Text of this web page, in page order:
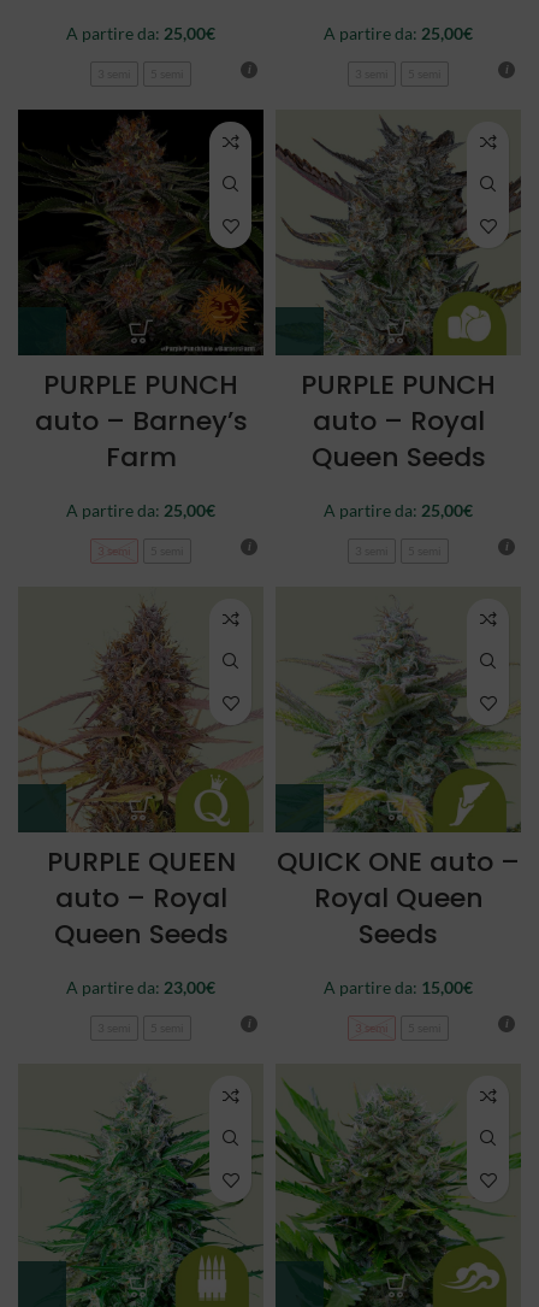
A partire da: 25,00€ A partire da: 25,00€
PURPLE PUNCH
auto – Barney’s
Farm
A partire da: 25,00€
3 semi
PURPLE PUNCH
auto – Royal
Queen Seeds
A partire da: 25,00€
PURPLE QUEEN
auto – Royal
Queen Seeds
A partire da: 23,00€
QUICK ONE auto –
Royal Queen
Seeds
A partire da: 15,00€
3 semi